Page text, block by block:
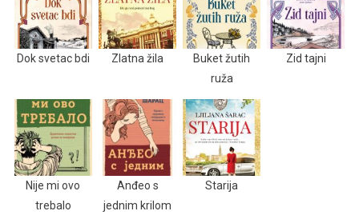
Dok svetac bdi Zlatna žila
Buket žutih
ruža
Zid tajni
Nije mi ovo
trebalo
Anđeo s
jednim krilom
Starija